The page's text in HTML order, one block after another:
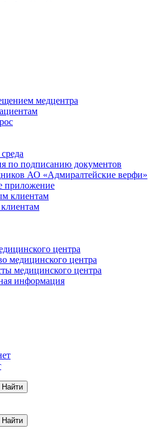
медцентра
по подписанию документов
АО «Адмиралтейские верфи»
приложение
центра
медицинского центра
медицинского центра
информация